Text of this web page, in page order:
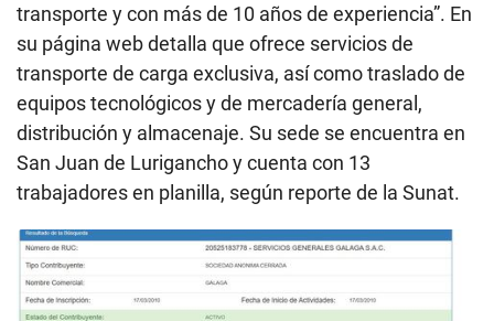
transporte y con más de 10 años de experiencia”. En
su página web detalla que ofrece servicios de
transporte de carga exclusiva, así como traslado de
equipos tecnológicos y de mercadería general,
distribución y almacenaje. Su sede se encuentra en
San Juan de Lurigancho y cuenta con 13
trabajadores en planilla, según reporte de la Sunat.